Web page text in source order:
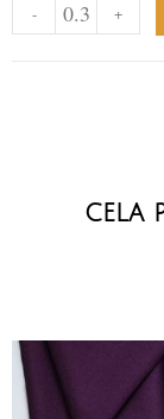
- +
cela